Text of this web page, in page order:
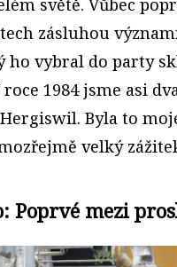
zásluhou
ho vybral do party
1984 jsme asi
Byla to
velký
Poprvé mezi